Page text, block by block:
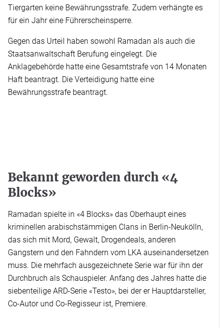
Tiergarten keine Bewährungsstrafe. Zudem verhängte es
für ein Jahr eine Führerscheinsperre.
Gegen das Urteil haben sowohl Ramadan als auch die
Staatsanwaltschaft Berufung eingelegt. Die
Anklagebehörde hatte eine Gesamtstrafe von 14 Monaten
Haft beantragt. Die Verteidigung hatte eine
Bewährungsstrafe beantragt.
Bekannt geworden durch «4
Blocks»
Ramadan spielte in «4 Blocks» das Oberhaupt eines
kriminellen arabischstämmigen Clans in Berlin-Neukölln,
das sich mit Mord, Gewalt, Drogendeals, anderen
Gangstern und den Fahndern vom LKA auseinandersetzen
muss. Die mehrfach ausgezeichnete Serie war für ihn der
Durchbruch als Schauspieler. Anfang des Jahres hatte die
siebenteilige ARD-Serie «Testo», bei der er Hauptdarsteller,
Co-Autor und Co-Regisseur ist, Premiere.